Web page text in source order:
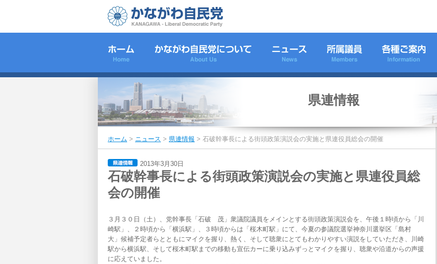
県連情報
ホーム > ニュース > 県連情報 > 石破幹事長による街頭政策演説会の実施と県連役員総会の開催
2013年3月30日
石破幹事長による街頭政策演説会の実施と県連役員総
会の開催
３月３０日（土）、党幹事長「石破 茂」衆議院議員をメインとする街頭政策演説会を、午後１時頃から「川
崎駅」、２時頃から「横浜駅」、３時頃からは「桜木町駅」にて、今夏の参議院選挙神奈川選挙区「島村
大」候補予定者らとともにマイクを握り、熱く、そして聴衆にとてもわかりやすい演説をしていただき、川崎
駅から横浜駅、そして桜木町駅までの移動も宣伝カーに乗り込みずっとマイクを握り、聴衆や沿道からの声援
に応えていました。